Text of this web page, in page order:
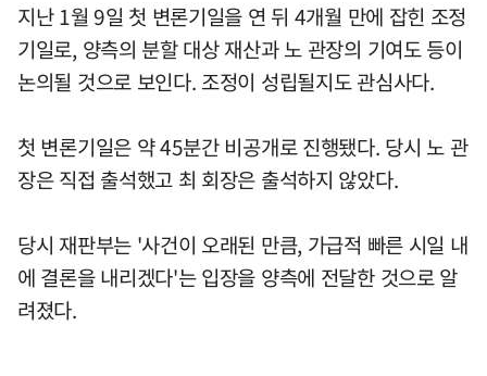
지난 1월 9일 첫 변론기일을 연 뒤 4개월 만에 잡힌 조정
기일로, 양측의 분할 대상 재산과 노 관장의 기여도 등이
논의될 것으로 보인다. 조정이 성립될지도 관심사다.
첫 변론기일은 약 45분간 비공개로 진행됐다. 당시 노 관
장은 직접 출석했고 최 회장은 출석하지 않았다.
당시 재판부는 '사건이 오래된 만큼, 가급적 빠른 시일 내
에 결론을 내리겠다'는 입장을 양측에 전달한 것으로 알
려졌다.